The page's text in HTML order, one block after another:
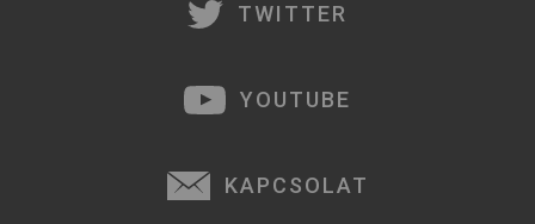
TWITTER
YOUTUBE
KAPCSOLAT